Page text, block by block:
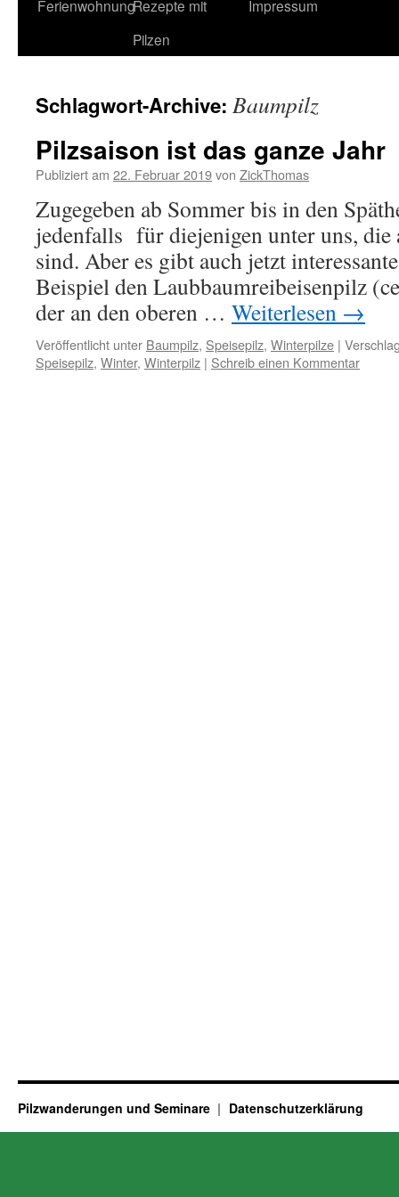
FerienwohnungRezepte mit
Pilzen
Impressum
Schlagwort-Archive: Baumpilz
Pilzsaison ist das ganze Jahr
Publiziert am 22. Februar 2019von ZickThomas
Zugegeben ab Sommer bis in den
jedenfalls für diejenigen unter uns, die
sind. Aber es gibt auch jetzt
Beispiel den Laubbaumreibeisenpilz
der an den oberen … Weiterlesen →
Veröffentlicht unter Baumpilz, Speisepilz, Winterpilze |
Speisepilz, Winter, Winterpilz | Schreib einen Kommentar
Pilzwanderungen und Seminare Datenschutzerklärung